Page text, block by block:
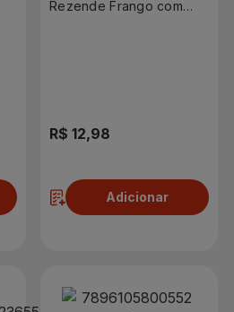
Rezende Frango com
R$ 12,98
Adicionar